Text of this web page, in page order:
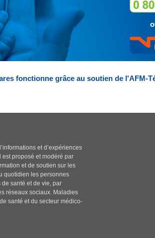
fonctionne grâce au soutien de l'AFM-
et d’expériences
proposé et modéré par
et de soutien sur les
quotidien les personnes
santé et de vie, par
réseaux sociaux. Maladies
santé et du secteur médico-